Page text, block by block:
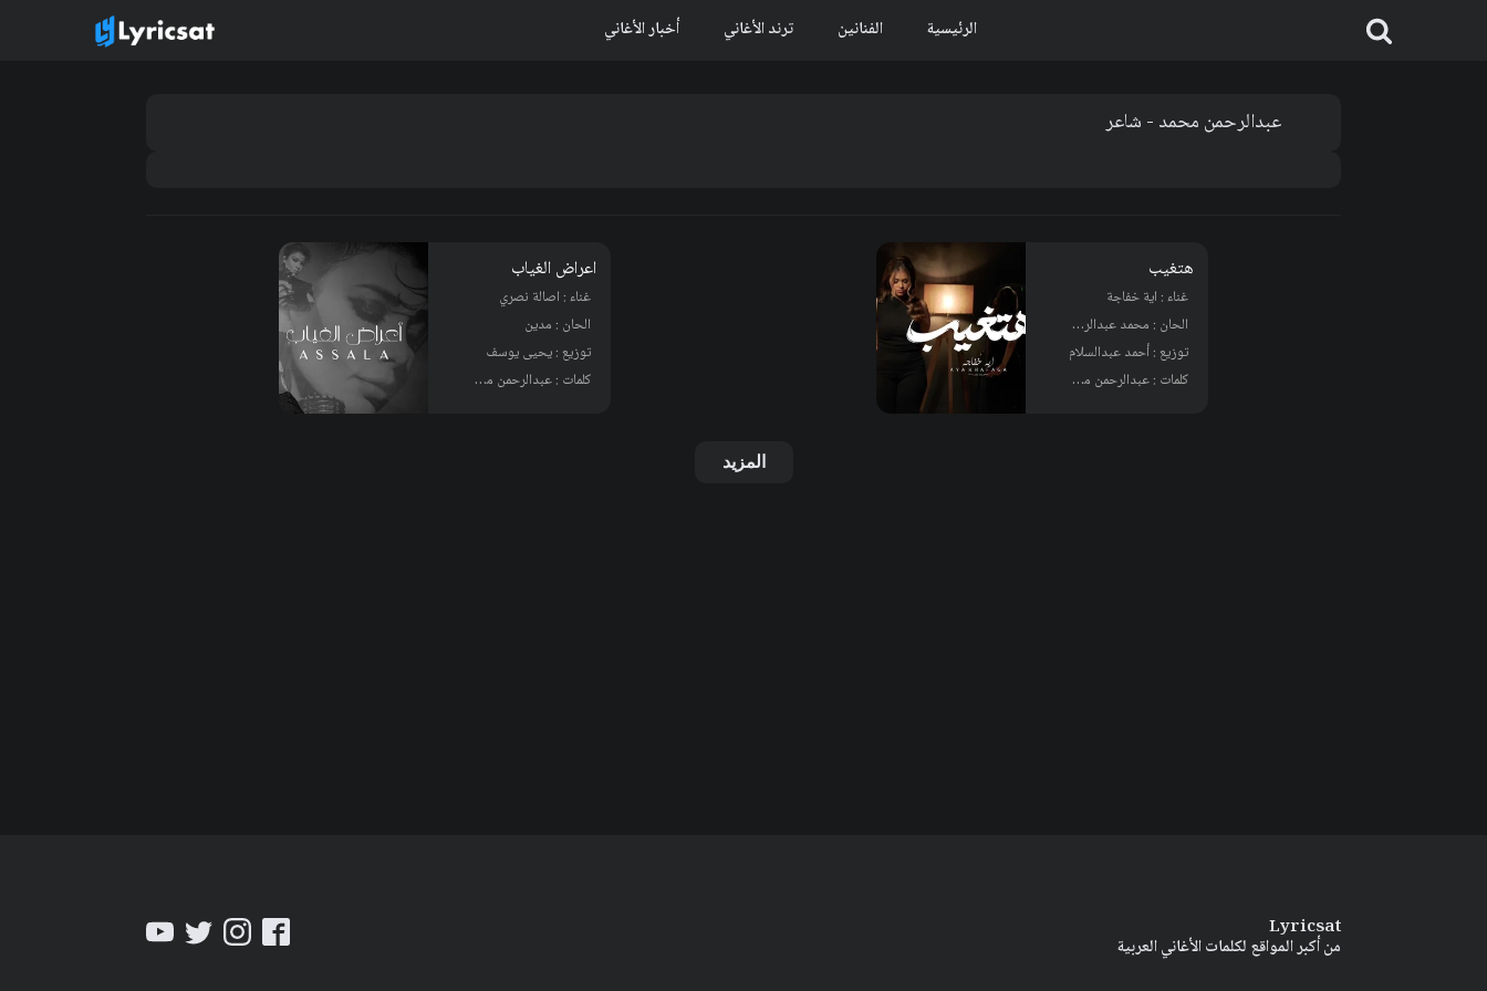
الرئيسية الفنانين ترند الأغاني أخبار الأغاني
عبدالرحمن محمد - شاعر
هتغيب
غناء : اية خفاجة
الحان : محمد عبدالرحمن - شاعر
توزيع : أحمد عبدالسلام
كلمات : عبدالرحمن محمد - شاعر
اعراض الغياب
غناء : اصالة نصري
الحان : مدين
توزيع : يحيى يوسف
كلمات : عبدالرحمن محمد - شاعر
المزيد
Lyricsat
من أكبر المواقع لكلمات الأغاني العربية